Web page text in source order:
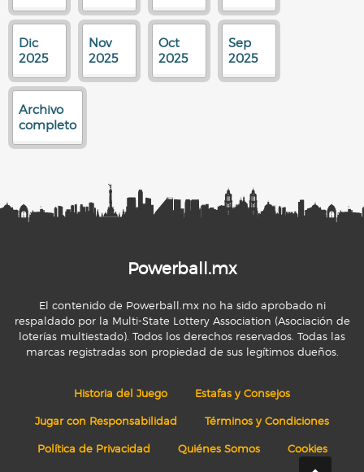
Dic
2025
Nov
2025
Oct
2025
Sep
2025
Archivo
completo
Powerball.mx
El contenido de Powerball.mx no ha sido aprobado ni
respaldado por la Multi-State Lottery Association (Asociación de
loterías multiestado). Todos los derechos reservados. Todas las
marcas registradas son propiedad de sus legítimos dueños.
Historia del Juego Estafas y Consejos
Jugar con Responsabilidad Términos y Condiciones
Política de Privacidad Quiénes Somos Cookies